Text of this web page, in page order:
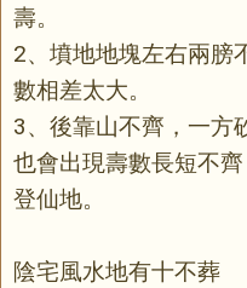
壽。
2、墳地地塊左右兩膀
數相差太大。
3、後靠山不齊，一方
也會出現壽數長短不
登仙地。
陰宅風水地有十不葬